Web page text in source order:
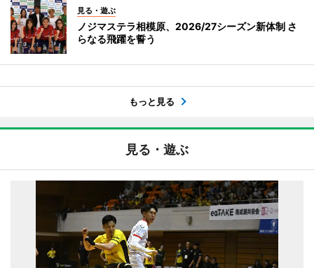
見る・遊ぶ
ノジマステラ相模原、2026/27シーズン新体制 さ
らなる飛躍を誓う
もっと見る
見る・遊ぶ